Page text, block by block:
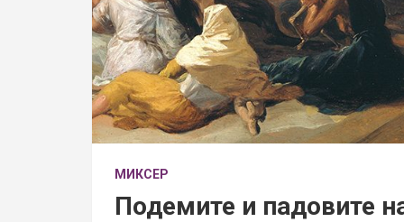
МИКСЕР
Подемите и падовите